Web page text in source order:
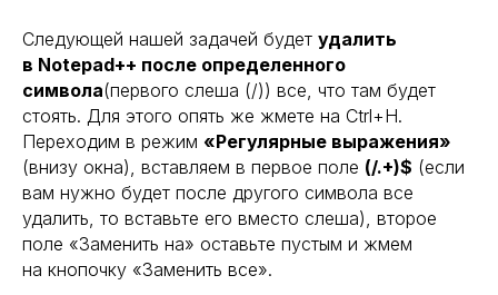
Следующей нашей задачей будет удалить
в Notepad++ после определенного
символа(первого слеша (/)) все, что там будет
стоять. Для этого опять же жмете на Ctrl+H.
Переходим в режим «Регулярные выражения»
(внизу окна), вставляем в первое поле (/.+)$ (если
вам нужно будет после другого символа все
удалить, то вставьте его вместо слеша), второе
поле «Заменить на» оставьте пустым и жмем
на кнопочку «Заменить все».